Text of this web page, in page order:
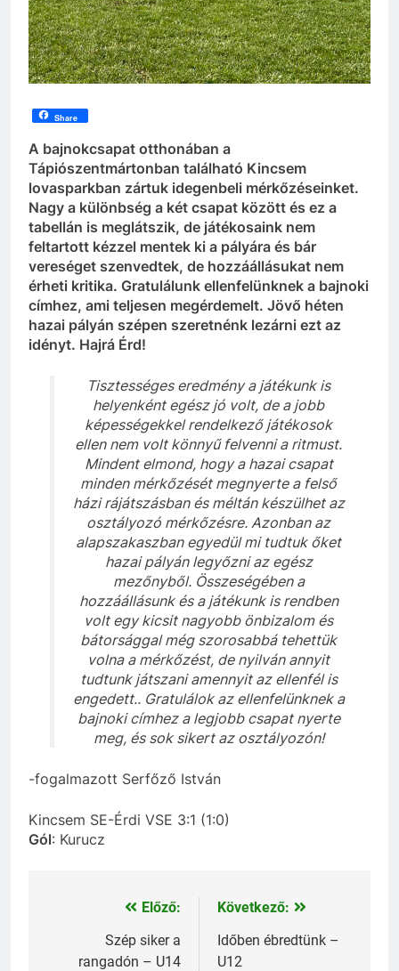
Share
A bajnokcsapat otthonában a
Tápiószentmártonban található Kincsem
lovasparkban zártuk idegenbeli mérkőzéseinket.
Nagy a különbség a két csapat között és ez a
tabellán is meglátszik, de játékosaink nem
feltartott kézzel mentek ki a pályára és bár
vereséget szenvedtek, de hozzáállásukat nem
érheti kritika. Gratulálunk ellenfelünknek a bajnoki
címhez, ami teljesen megérdemelt. Jövő héten
hazai pályán szépen szeretnénk lezárni ezt az
idényt. Hajrá Érd!
Tisztességes eredmény a játékunk is
helyenként egész jó volt, de a jobb
képességekkel rendelkező játékosok
ellen nem volt könnyű felvenni a ritmust.
Mindent elmond, hogy a hazai csapat
minden mérkőzését megnyerte a felső
házi rájátszásban és méltán készülhet az
osztályozó mérkőzésre. Azonban az
alapszakaszban egyedül mi tudtuk őket
hazai pályán legyőzni az egész
mezőnyből. Összeségében a
hozzáállásunk és a játékunk is rendben
volt egy kicsit nagyobb önbizalom és
bátorsággal még szorosabbá tehettük
volna a mérkőzést, de nyilván annyit
tudtunk játszani amennyit az ellenfél is
engedett.. Gratulálok az ellenfelünknek a
bajnoki címhez a legjobb csapat nyerte
meg, és sok sikert az osztályozón!
-fogalmazott Serfőző István
Kincsem SE-Érdi VSE 3:1 (1:0)
Gól: Kurucz
Bejegyzés
navigáció
Előző:
Szép siker a
rangadón – U14
Következő:
Időben ébredtünk –
U12